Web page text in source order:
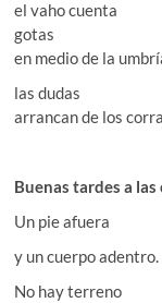
el vaho cuenta
gotas
en medio de la
las dudas
arrancan de los
Buenas tardes a
Un pie afuera
y un cuerpo adentro.
No hay terreno